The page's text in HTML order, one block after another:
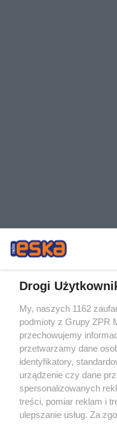
Żaden utwór zamieszczony w
rozpowszechniany lub dalej
tym także elektroniczny lub
eksploatacji w jakiejkolwiek
bez pisemnej zgody
wykorzystanie utworów w
bez właściwej zgody, jest
prawnie.
Drogi
My, naszych 1162
podmioty z Grupy ZPR
przechowujemy
przetwarzamy dane
identyfikatory,
urządzenie czy dane
spersonalizowanych
treści, pomiar reklam i
ulepszanie usług. Za